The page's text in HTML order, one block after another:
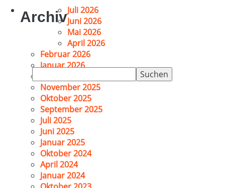
nach:
ArchivJuli 2026
Juni 2026
Mai 2026
April 2026
Februar 2026
Januar 2026
November 2025
Oktober 2025
September 2025
Juli 2025
Juni 2025
Januar 2025
Oktober 2024
April 2024
Januar 2024